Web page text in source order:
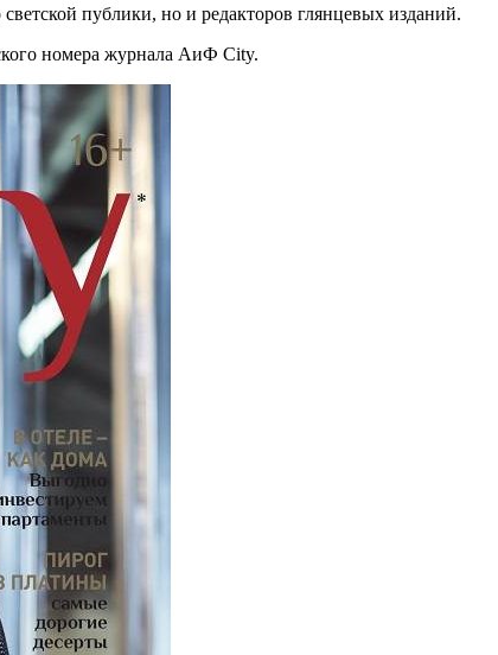
публики, но и редакторов глянцевых изданий.
номера журнала АиФ City.